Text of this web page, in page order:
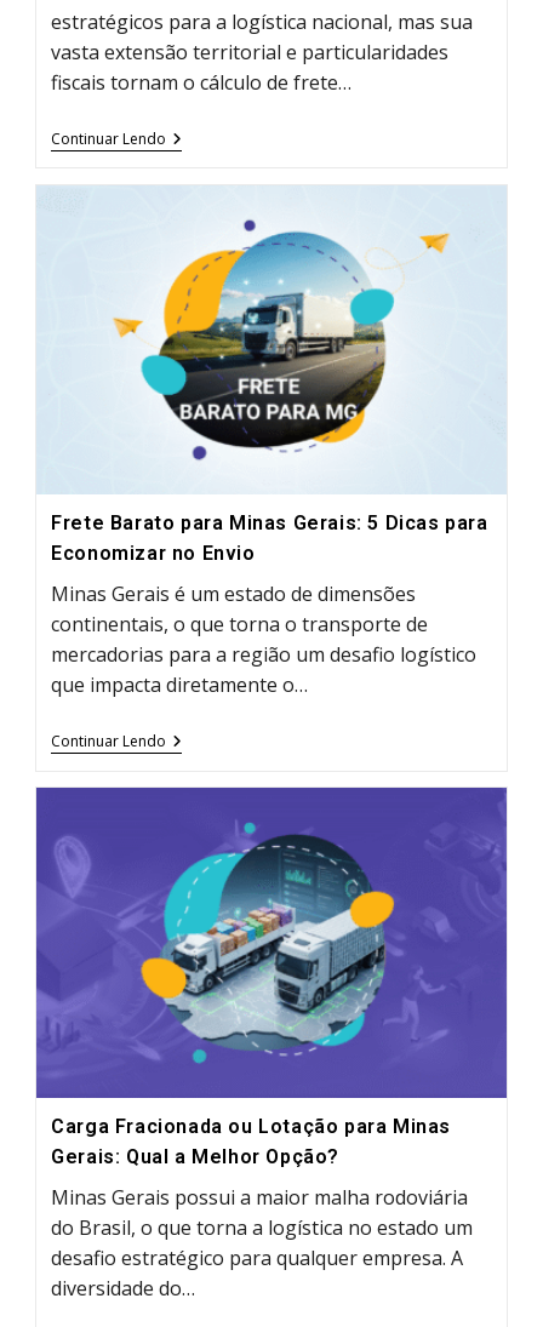
estratégicos para a logística nacional, mas sua
vasta extensão territorial e particularidades
fiscais tornam o cálculo de frete…
Continuar Lendo Como
Calcular
Passo
A
Passo
Completo
Frete Barato para Minas Gerais: 5 Dicas para
Economizar no Envio
Minas Gerais é um estado de dimensões
continentais, o que torna o transporte de
mercadorias para a região um desafio logístico
que impacta diretamente o…
Continuar Lendo Frete
Barato
Dicas
Para
Economizar
No
Envio
Carga Fracionada ou Lotação para Minas
Gerais: Qual a Melhor Opção?
Minas Gerais possui a maior malha rodoviária
do Brasil, o que torna a logística no estado um
desafio estratégico para qualquer empresa. A
diversidade do…